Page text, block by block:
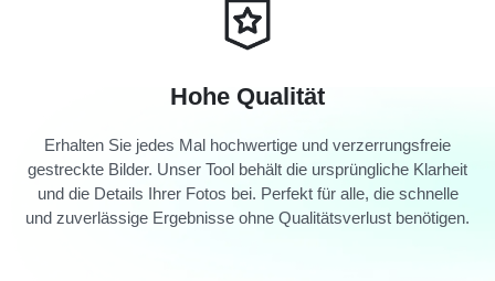
Hohe Qualität
Erhalten Sie jedes Mal hochwertige und verzerrungsfreie
gestreckte Bilder. Unser Tool behält die ursprüngliche Klarheit
und die Details Ihrer Fotos bei. Perfekt für alle, die schnelle
und zuverlässige Ergebnisse ohne Qualitätsverlust benötigen.